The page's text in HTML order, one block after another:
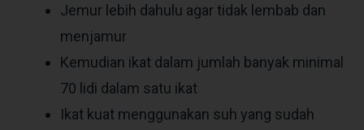
Jemur lebih dahulu agar tidak lembab dan
menjamur
Kemudian ikat dalam jumlah banyak minimal
70 lidi dalam satu ikat
Ikat kuat menggunakan suh yang sudah